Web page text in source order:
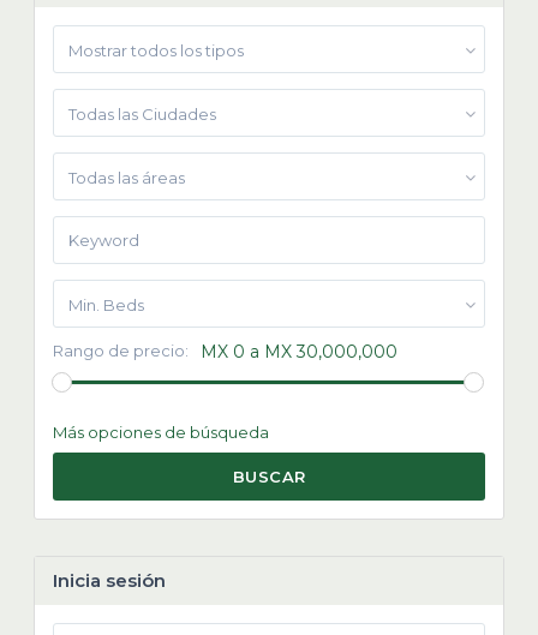
Mostrar todos los tipos
Todas las Ciudades
Todas las áreas
Min. Beds
Rango de precio: MX 0 a MX 30,000,000
Más opciones de búsqueda
BUSCAR
Inicia sesión